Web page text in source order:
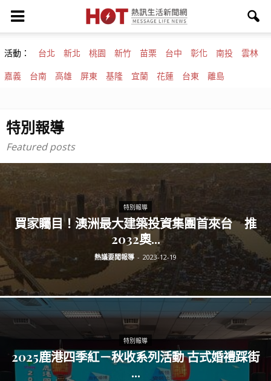
活動： 台北 新北 桃園 新竹 苗栗 台中 彰化 南投 雲林
嘉義 台南 高雄 屏東 基隆 宜蘭 花蓮 台東 離島
特別報導
Featured posts
特別報導
買家矚目！澳洲最大建築投資集團首來台 推
2032奧...
熱議要聞報導 - 2023-12-19
特別報導
2025鹿港四季紅－秋收系列活動 古式婚禮踩街
...